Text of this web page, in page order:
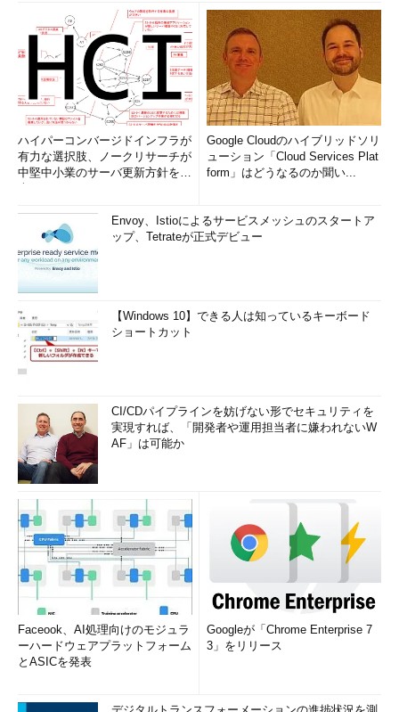
ハイパーコンバージドインフラが
有力な選択肢、ノークリサーチが
中堅中小業のサーバ更新方針を調
Google Cloudのハイブリッドソリ
ューション「Cloud Services Plat
form」はどうなるのか聞い...
Envoy、Istioによるサービスメッシュのスタートア
ップ、Tetrateが正式デビュー
【Windows 10】できる人は知っているキーボード
ショートカット
CI/CDパイプラインを妨げない形でセキュリティを
実現すれば、「開発者や運用担当者に嫌われないW
AF」は可能か
Faceook、AI処理向けのモジュラ
ーハードウェアプラットフォーム
とASICを発表
Googleが「Chrome Enterprise 7
3」をリリース